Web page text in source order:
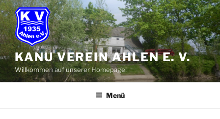
Zum
Inhalt
springen
KANU VEREIN AHLEN E. V.
Willkommen auf unserer Homepage!
Menü